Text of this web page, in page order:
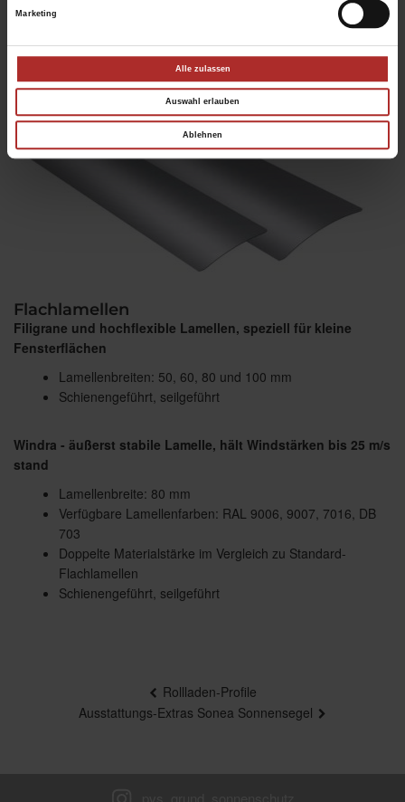
Marketing
Alle zulassen
Auswahl erlauben
Ablehnen
Flachlamellen
Filigrane und hochflexible Lamellen, speziell für kleine
Fensterflächen
Lamellenbreiten: 50, 60, 80 und 100 mm
Schienengeführt, seilgeführt
Windra - äußerst stabile Lamelle, hält Windstärken bis 25 m/s
stand
Lamellenbreite: 80 mm
Verfügbare Lamellenfarben: RAL 9006, 9007, 7016, DB
703
Doppelte Materialstärke im Vergleich zu Standard-
Flachlamellen
Schienengeführt, seilgeführt
Rollladen-Profile
Ausstattungs-Extras Sonea Sonnensegel